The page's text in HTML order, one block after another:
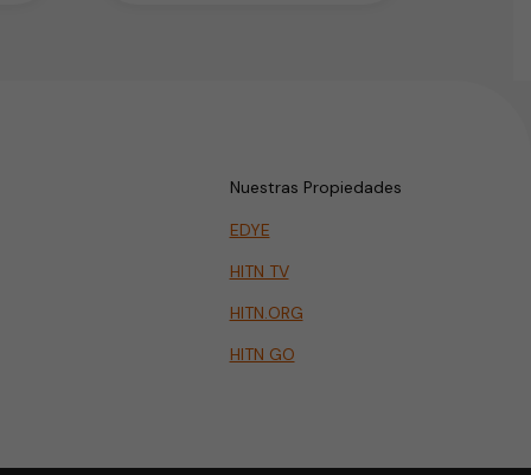
Nuestras Propiedades
EDYE
HITN TV
HITN.ORG
HITN GO